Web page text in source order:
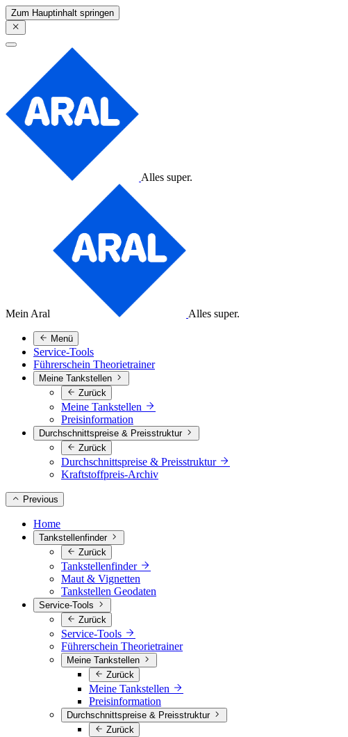
Zum Hauptinhalt springen
Alles super.
Mein Aral Alles super.
Menü
Service-Tools
Führerschein Theorietrainer
Meine Tankstellen
Zurück
Meine Tankstellen
Preisinformation
Durchschnittspreise & Preisstruktur
Zurück
Durchschnittspreise & Preisstruktur
Kraftstoffpreis-Archiv
Previous
Home
Tankstellenfinder
Zurück
Tankstellenfinder
Maut & Vignetten
Tankstellen Geodaten
Service-Tools
Zurück
Service-Tools
Führerschein Theorietrainer
Meine Tankstellen
Zurück
Meine Tankstellen
Preisinformation
Durchschnittspreise & Preisstruktur
Zurück